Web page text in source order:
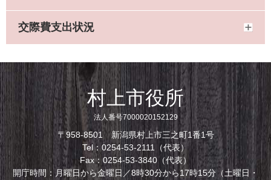
交際費支出状況
村上市役所
法人番号7000020152129
〒958-8501 新潟県村上市三之町1番1号
Tel：0254-53-2111（代表）
Fax：0254-53-3840（代表）
開庁時間：月曜日から金曜日／8時30分から17時15分（土曜日・